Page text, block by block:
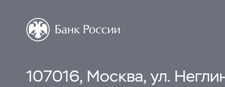
107016, Москва, ул.